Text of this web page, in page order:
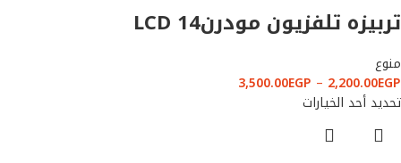
تربيزه تلفزيون مودرنLCD 14
منوع
2,200.00EGP
–
3,500.00EGP
تحديد أحد الخيارات